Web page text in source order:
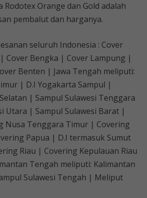
Rodotex Orange dan Gold adalah
pembalut dan harganya.
seluruh Indonesia : Cover
Cover Bengka | Cover Lampung |
Benten | Jawa Tengah meliputi:
| D.I Yogakarta Sampul |
| Sampul Sulawesi Tenggara
Utara | Sampul Sulawesi Barat |
Nusa Tenggara Timur | Covering
Papua | D.I termasuk Sumut
Riau | Covering Kepulauan Riau
Tengah meliputi: Kalimantan
Sulawesi Tengah | Meliput